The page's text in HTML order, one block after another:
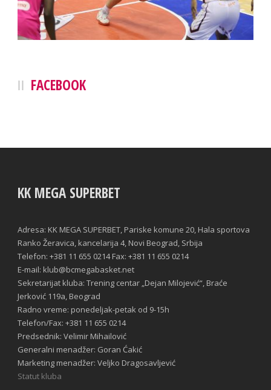
FACEBOOK
KK MEGA SUPERBET
Adresa: KK MEGA SUPERBET, Pariske komune 20, Hala sportova
Ranko Žeravica, kancelarija 4, Novi Beograd, Srbija
Telefon: +381 11 655 0214 Fax: +381 11 655 0214
E-mail: klub@bcmegabasket.net
Sekretarijat kluba: Trening centar „Dejan Milojević“, Braće
Jerković 119a, Beograd
Radno vreme: ponedeljak-petak od 9-15h
Telefon/Fax: +381 11 655 0214
Predsednik: Velimir Mihailović
Generalni menadžer: Goran Ćakić
Marketing menadžer: Veljko Dragosavljević
Statut kluba